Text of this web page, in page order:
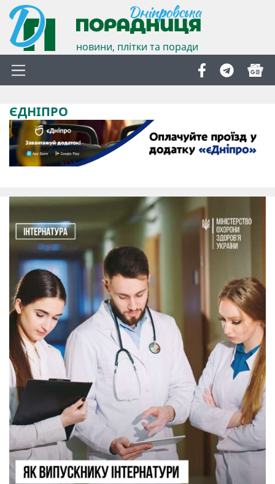
новини, плітки та поради
ЄДНІПРО